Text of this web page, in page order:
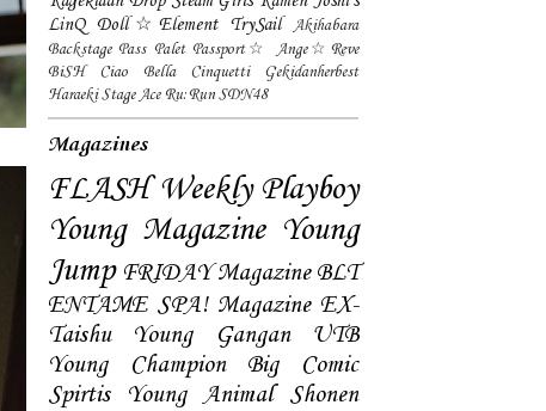
LinQ Doll☆Element TrySail
Akihabara
Backstage Pass Palet Passport☆
Ange☆Reve
BiSH
Ciao Bella Cinquetti
Gekidanherbest
Haraeki Stage Ace Ru:Run SDN48
Magazines
FLASH Weekly Playboy
Young Magazine Young
Jump FRIDAY Magazine BLT
ENTAME SPA! Magazine EX-
Taishu
Young Gangan
UTB
Young Champion
Big Comic
Spirtis
Young Animal Shonen